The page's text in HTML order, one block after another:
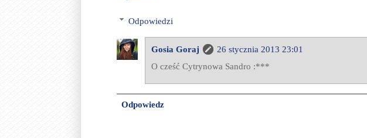
Odpowiedzi
Gosia Goraj
26 stycznia 2013 23:01
O cześć Cytrynowa Sandro :***
Odpowiedz